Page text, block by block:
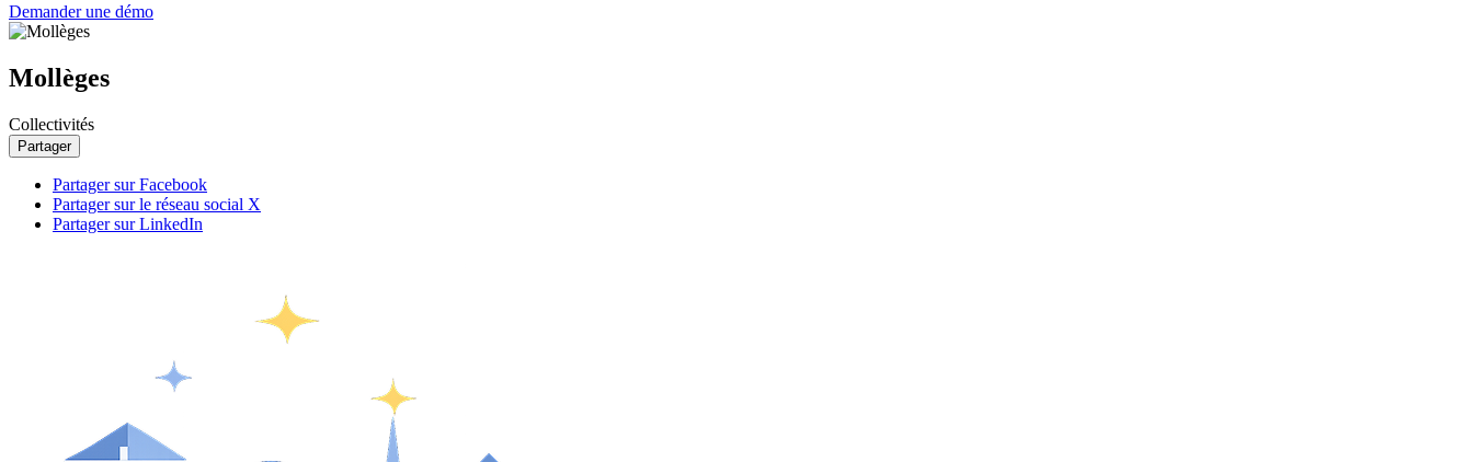
Demander une démo
Mollèges
Collectivités
Partager
Partager sur Facebook
Partager sur le réseau social X
Partager sur LinkedIn